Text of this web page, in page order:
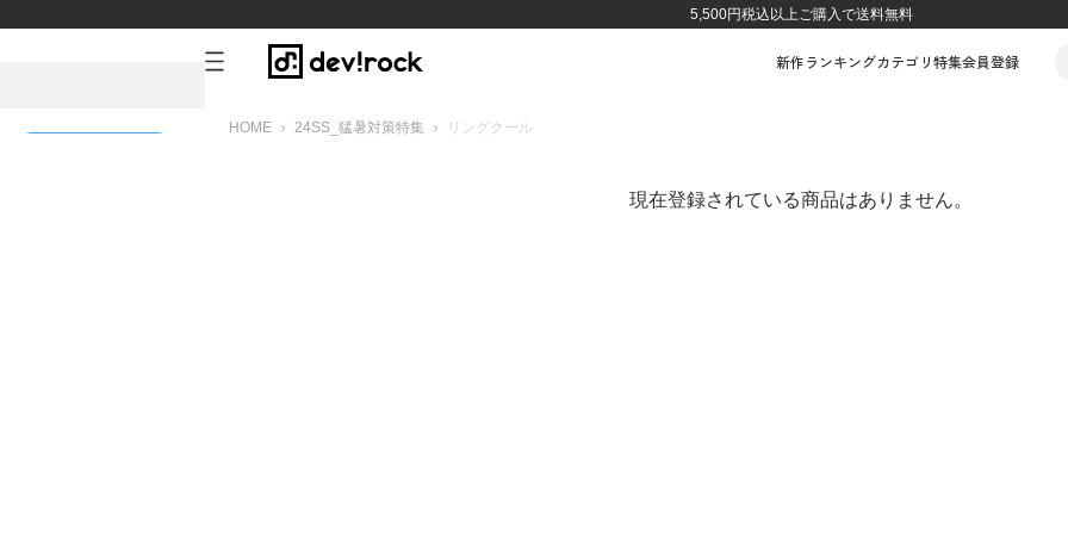
5,500円税込以上ご購入で送料無料
新作ランキングカテゴリ特集会員登録
HOME 24SS_猛暑対策特集 リングクール
現在登録されている商品はありません。